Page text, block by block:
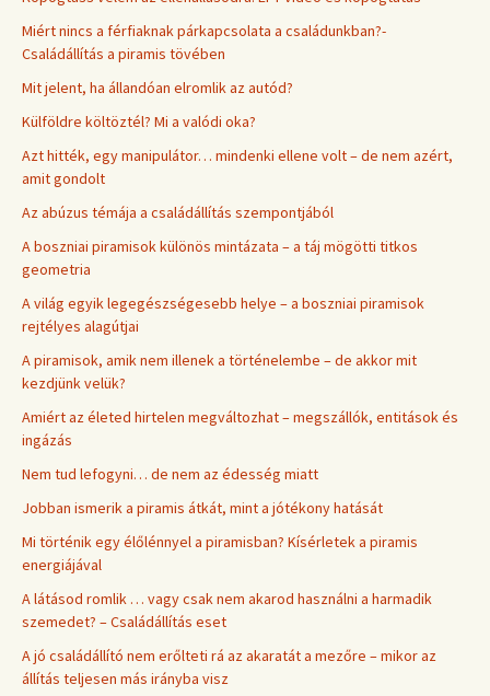
Miért nincs a férfiaknak párkapcsolata a családunkban?-
Családállítás a piramis tövében
Mit jelent, ha állandóan elromlik az autód?
Külföldre költöztél? Mi a valódi oka?
Azt hitték, egy manipulátor… mindenki ellene volt – de nem azért,
amit gondolt
Az abúzus témája a családállítás szempontjából
A boszniai piramisok különös mintázata – a táj mögötti titkos
geometria
A világ egyik legegészségesebb helye – a boszniai piramisok
rejtélyes alagútjai
A piramisok, amik nem illenek a történelembe – de akkor mit
kezdjünk velük?
Amiért az életed hirtelen megváltozhat – megszállók, entitások és
ingázás
Nem tud lefogyni… de nem az édesség miatt
Jobban ismerik a piramis átkát, mint a jótékony hatását
Mi történik egy élőlénnyel a piramisban? Kísérletek a piramis
energiájával
A látásod romlik … vagy csak nem akarod használni a harmadik
szemedet? – Családállítás eset
A jó családállító nem erőlteti rá az akaratát a mezőre – mikor az
állítás teljesen más irányba visz